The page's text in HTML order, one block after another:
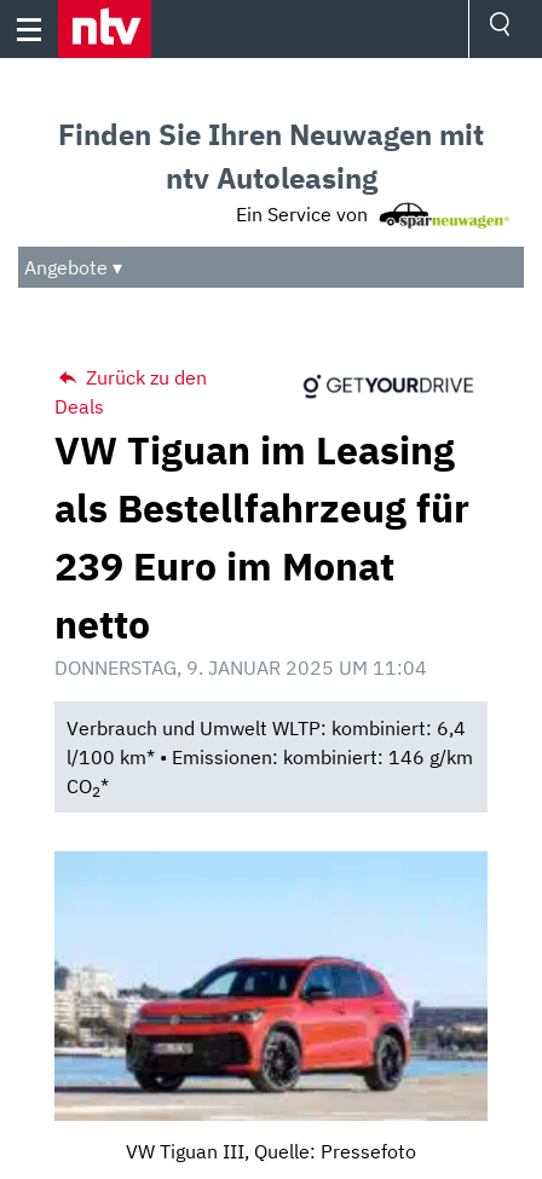
Skip
Audio
Das Beste
Finden Sie Ihren Neuwagen mit
ntv Autoleasing
Ein Service von
Angebote ▾
Zurück zu den
Deals
VW Tiguan im Leasing
als Bestellfahrzeug für
239 Euro im Monat
netto
DONNERSTAG, 9. JANUAR 2025 UM 11:04
Verbrauch und Umwelt WLTP: kombiniert: 6,4
l/100 km* • Emissionen: kombiniert: 146 g/km
CO2*
VW Tiguan III, Quelle: Pressefoto